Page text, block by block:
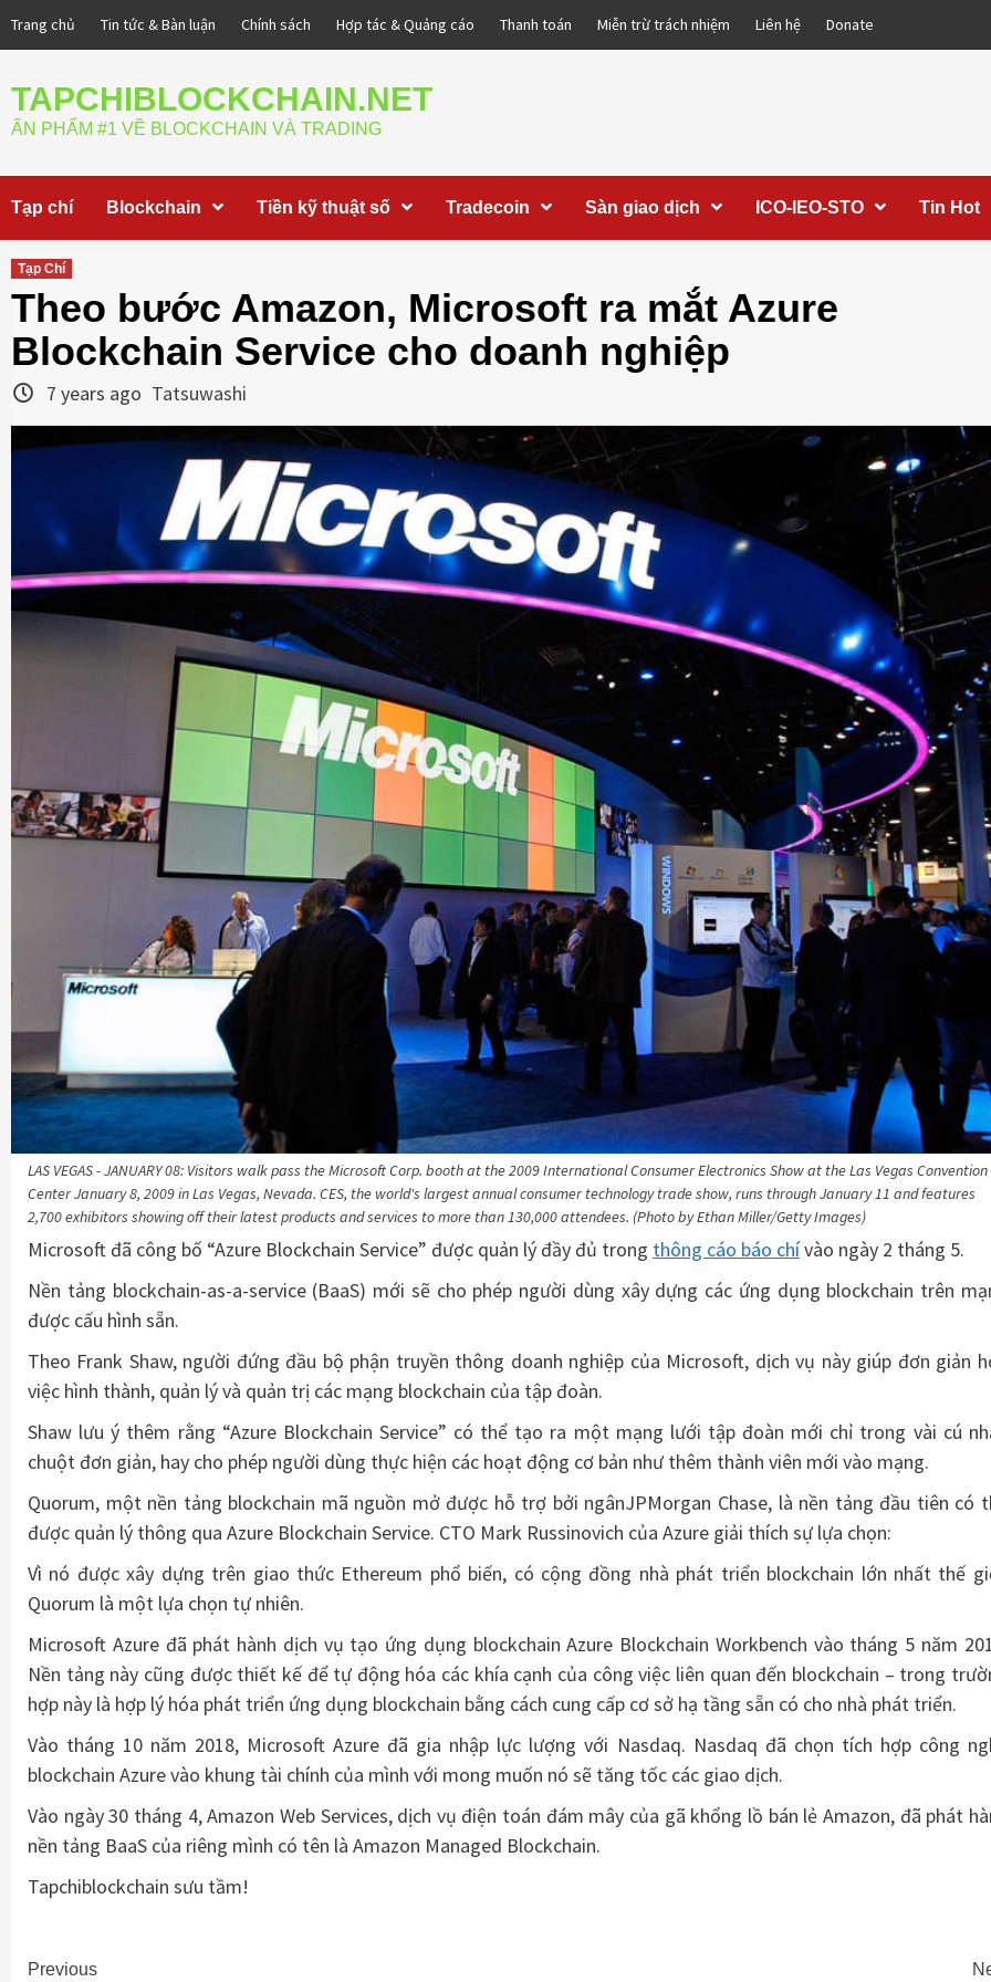
Trang chủ Tin tức & Bàn luận Chính sách Hợp tác & Quảng cáo Thanh toán Miễn trừ trách nhiệm Liên hệ Donate
TAPCHIBLOCKCHAIN.NET
ẤN PHẨM #1 VỀ BLOCKCHAIN VÀ TRADING
Tạp chí Blockchain Tiền kỹ thuật số Tradecoin Sàn giao dịch ICO-IEO-STO Tin Hot
Tạp Chí
Theo bước Amazon, Microsoft ra mắt Azure
Blockchain Service cho doanh nghiệp
7 years ago Tatsuwashi
LAS VEGAS - JANUARY 08: Visitors walk pass the Microsoft Corp. booth at the 2009 International Consumer Electronics Show at the Las Vegas Convention
Center January 8, 2009 in Las Vegas, Nevada. CES, the world's largest annual consumer technology trade show, runs through January 11 and features
2,700 exhibitors showing off their latest products and services to more than 130,000 attendees. (Photo by Ethan Miller/Getty Images)
Microsoft đã công bố “Azure Blockchain Service” được quản lý đầy đủ trong thông cáo báo chívào ngày 2 tháng 5.
Nền tảng blockchain-as-a-service (BaaS) mới sẽ cho phép người dùng xây dựng các ứng dụng blockchain trên
được cấu hình sẵn.
Theo Frank Shaw, người đứng đầu bộ phận truyền thông doanh nghiệp của Microsoft, dịch vụ này giúp đơn giản
việc hình thành, quản lý và quản trị các mạng blockchain của tập đoàn.
Shaw lưu ý thêm rằng “Azure Blockchain Service” có thể tạo ra một mạng lưới tập đoàn mới chỉ trong vài cú
chuột đơn giản, hay cho phép người dùng thực hiện các hoạt động cơ bản như thêm thành viên mới vào mạng.
Quorum, một nền tảng blockchain mã nguồn mở được hỗ trợ bởi ngânJPMorgan Chase, là nền tảng đầu tiên có
được quản lý thông qua Azure Blockchain Service. CTO Mark Russinovich của Azure giải thích sự lựa chọn:
Vì nó được xây dựng trên giao thức Ethereum phổ biến, có cộng đồng nhà phát triển blockchain lớn nhất thế
Quorum là một lựa chọn tự nhiên.
Microsoft Azure đã phát hành dịch vụ tạo ứng dụng blockchain Azure Blockchain Workbench vào tháng 5 năm
Nền tảng này cũng được thiết kế để tự động hóa các khía cạnh của công việc liên quan đến blockchain – trong
hợp này là hợp lý hóa phát triển ứng dụng blockchain bằng cách cung cấp cơ sở hạ tầng sẵn có cho nhà phát triển.
Vào tháng 10 năm 2018, Microsoft Azure đã gia nhập lực lượng với Nasdaq. Nasdaq đã chọn tích hợp công
blockchain Azure vào khung tài chính của mình với mong muốn nó sẽ tăng tốc các giao dịch.
Vào ngày 30 tháng 4, Amazon Web Services, dịch vụ điện toán đám mây của gã khổng lồ bán lẻ Amazon, đã phát
nền tảng BaaS của riêng mình có tên là Amazon Managed Blockchain.
Tapchiblockchain sưu tầm!
Continue
Previous